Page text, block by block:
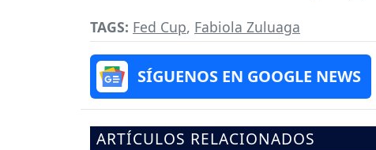
TAGS: Fed Cup, Fabiola Zuluaga
SÍGUENOS EN GOOGLE NEWS
ARTÍCULOS RELACIONADOS